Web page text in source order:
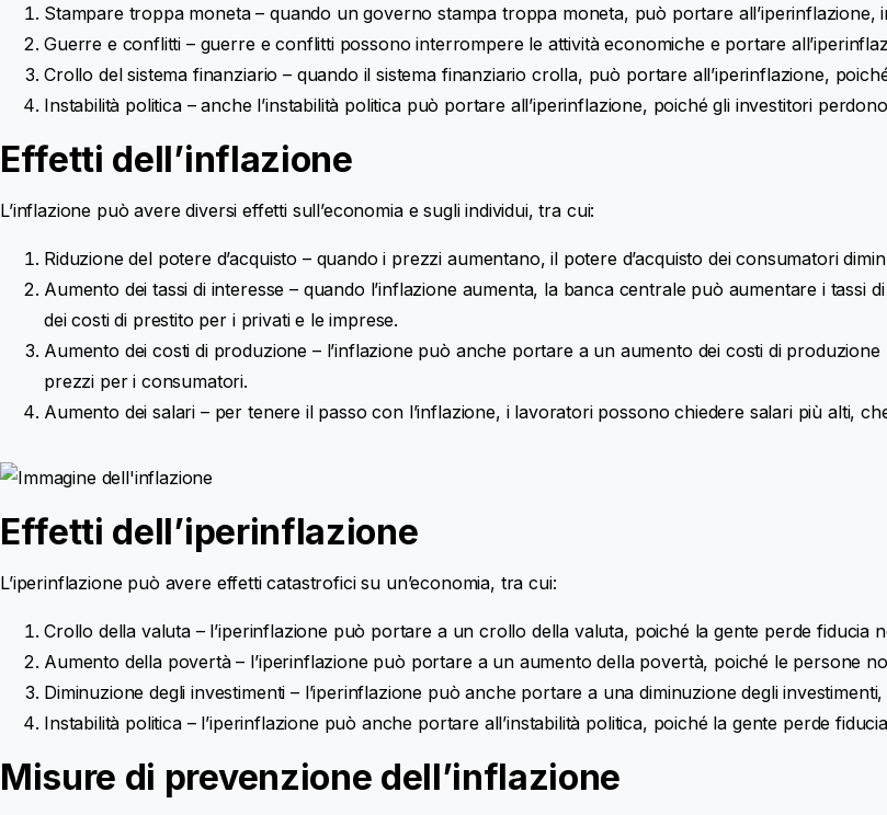
Stampare troppa moneta – quando un governo stampa troppa moneta, può portare all’iperinflazione,
Guerre e conflitti – guerre e conflitti possono interrompere le attività economiche e portare
Crollo del sistema finanziario – quando il sistema finanziario crolla, può portare all’iperinflazione,
Instabilità politica – anche l’instabilità politica può portare all’iperinflazione, poiché gli investitori
Effetti dell’inflazione
L’inflazione può avere diversi effetti sull’economia e sugli individui, tra cui:
Riduzione del potere d’acquisto – quando i prezzi aumentano, il potere d’acquisto dei consumatori
Aumento dei tassi di interesse – quando l’inflazione aumenta, la banca centrale può aumentare i
dei costi di prestito per i privati e le imprese.
Aumento dei costi di produzione – l’inflazione può anche portare a un aumento dei costi di
prezzi per i consumatori.
Aumento dei salari – per tenere il passo con l’inflazione, i lavoratori possono chiedere salari più alti,
Effetti dell’iperinflazione
L’iperinflazione può avere effetti catastrofici su un’economia, tra cui:
Crollo della valuta – l’iperinflazione può portare a un crollo della valuta, poiché la gente perde fiducia
Aumento della povertà – l’iperinflazione può portare a un aumento della povertà, poiché le persone
Diminuzione degli investimenti – l’iperinflazione può anche portare a una diminuzione degli
Instabilità politica – l’iperinflazione può anche portare all’instabilità politica, poiché la gente perde
Misure di prevenzione dell’inflazione
Search
for: